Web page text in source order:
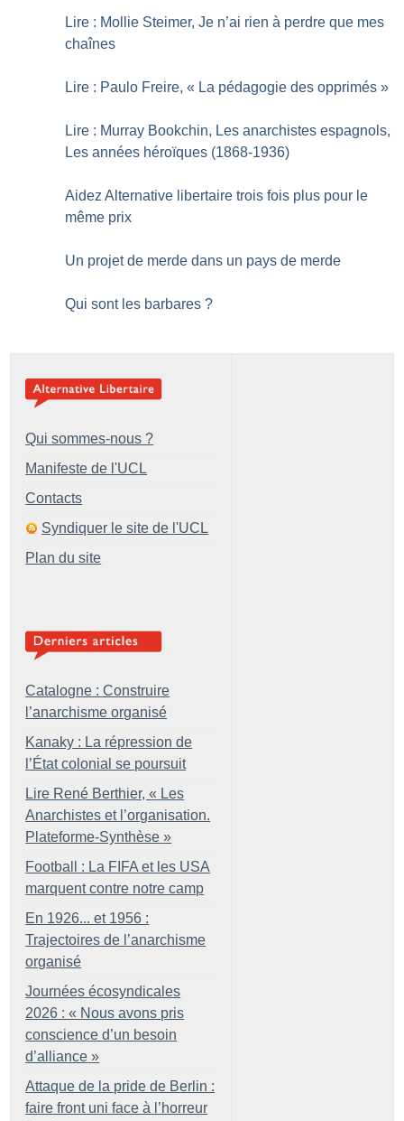
Lire : Mollie Steimer, Je n’ai rien à perdre que mes
chaînes
Lire : Paulo Freire, « La pédagogie des opprimés »
Lire : Murray Bookchin, Les anarchistes espagnols,
Les années héroïques (1868-1936)
Aidez Alternative libertaire trois fois plus pour le
même prix
Un projet de merde dans un pays de merde
Qui sont les barbares ?
Qui sommes-nous ?
Manifeste de l'UCL
Contacts
Syndiquer le site de l'UCL
Plan du site
Catalogne : Construire
l’anarchisme organisé
Kanaky : La répression de
l’État colonial se poursuit
Lire René Berthier, « Les
Anarchistes et l’organisation.
Plateforme-Synthèse »
Football : La FIFA et les USA
marquent contre notre camp
En 1926... et 1956 :
Trajectoires de l’anarchisme
organisé
Journées écosyndicales
2026 : « Nous avons pris
conscience d’un besoin
d’alliance »
Attaque de la pride de Berlin :
faire front uni face à l’horreur